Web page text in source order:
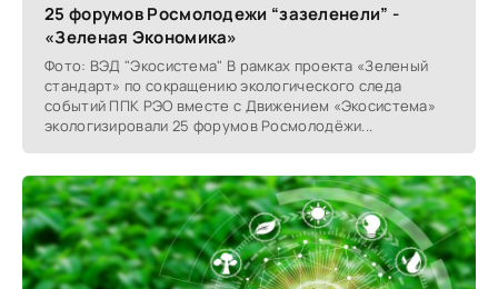
25 форумов Росмолодежи “зазеленели” -
«Зеленая Экономика»
Фото: ВЭД "Экосистема" В рамках проекта «Зеленый
стандарт» по сокращению экологического следа
событий ППК РЭО вместе с Движением «Экосистема»
экологизировали 25 форумов Росмолодёжи...